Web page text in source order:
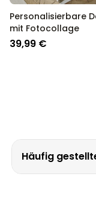
Personalisierbare
mit Fotocollage
39,99 €
Häufig